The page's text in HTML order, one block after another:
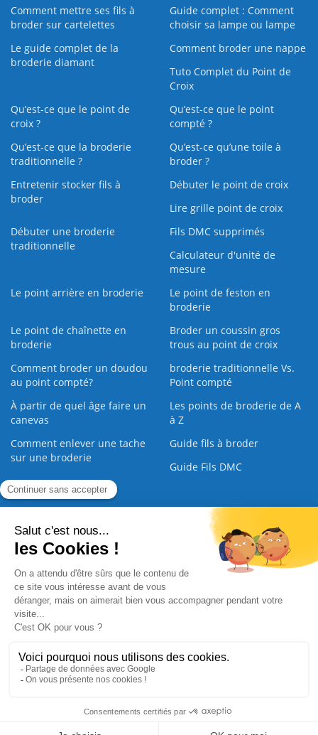
Comment mettre ses fils à
broder sur cartelettes
Guide complet : Comment
choisir sa lampe ou lampe
Le guide complet de la
broderie diamant
Comment broder une nappe
Tuto Complet du Point de
Croix
Qu’est-ce que le point de
croix ?
Qu’est-ce que le point
compté ?
Qu’est-ce que la broderie
traditionnelle ?
Qu’est‑ce qu’une toile à
broder ?
Entretenir stocker fils à
broder
Débuter le point de croix
Lire grille point de croix
Débuter une broderie
traditionnelle
Fils DMC supprimés
Calculateur d'unité de
mesure
Le point arrière en broderie
Le point de feston en
broderie
Le point de chaînette en
broderie
Broder un coussin gros
trous au point de croix
Comment broder un doudou
au point compté?
broderie traditionnelle Vs.
Point compté
À partir de quel âge faire un
canevas
Les points de broderie de A
à Z
Comment enlever une tache
sur une broderie
Guide fils à broder
Guide Fils DMC
Guide de la Broderie
Commande Papier Qui sommes nous Nous contacter |
Paiement sécurisé
2008 - 2026 © CreaMagic. ALL Rights Reserved.